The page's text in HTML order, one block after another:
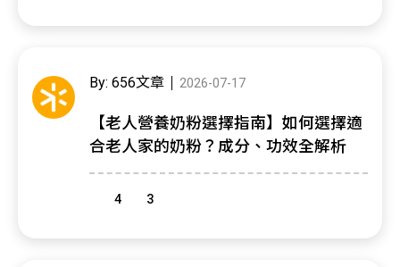
By: 656文章 2026-07-17
【老人營養奶粉選擇指南】如何選擇適
合老人家的奶粉？成分、功效全解析
4 3